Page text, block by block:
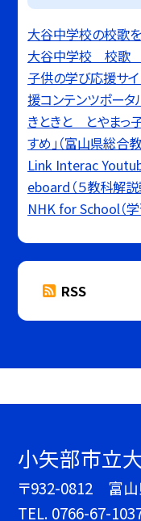
大谷中学校の校歌
大谷中学校 校歌
子供の学び応援サ
援コンテンツポータ
きときと とやまっ
すめ」（富山県総合
Link Interac
eboard（５教科解説
NHK for School（学
RSS
小矢部市立
〒932-0812 富
TEL. 0766-67-